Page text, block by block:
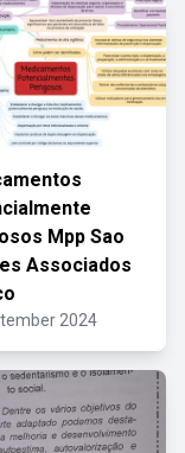
Mpp Sao
Associados
2024